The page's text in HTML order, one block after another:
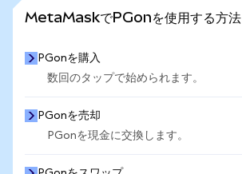
MetaMaskでPGonを使用する方法
PGonを購入
数回のタップで始められます。
PGonを売却
PGonを現金に交換します。